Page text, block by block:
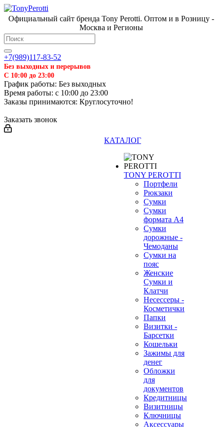
Официальный сайт бренда Tony Perotti. Оптом и в Розницу -
Москва и Регионы
+7(989)117-83-52
Без выходных и перерывов
С 10:00 до 23:00
График работы: Без выходных
Время работы: с 10:00 до 23:00
Заказы принимаются: Круглосуточно!
Заказать звонок
КАТАЛОГ
TONY PEROTTI
Портфели
Рюкзаки
Сумки
Сумки
формата А4
Сумки
дорожные -
Чемоданы
Сумки на
пояс
Женские
Сумки и
Клатчи
Несессеры -
Косметички
Папки
Визитки -
Барсетки
Кошельки
Зажимы для
денег
Обложки
для
документов
Кредитницы
Визитницы
Ключницы
Аксессуары